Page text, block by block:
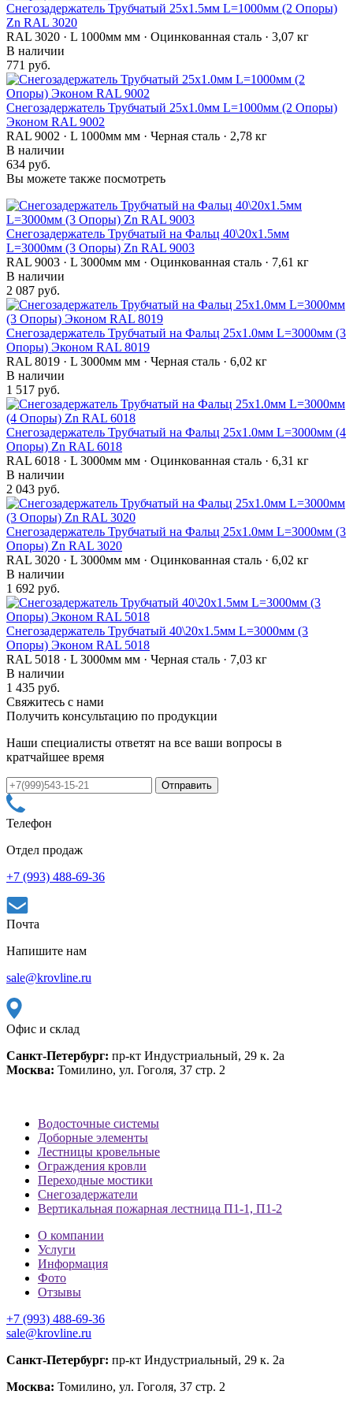
Снегозадержатель Трубчатый 25х1.5мм L=1000мм (2 Опоры)
Zn RAL 3020
RAL 3020 · L 1000мм мм · Оцинкованная сталь · 3,07 кг
В наличии
771 руб.
Снегозадержатель Трубчатый 25х1.0мм L=1000мм (2 Опоры)
Эконом RAL 9002
RAL 9002 · L 1000мм мм · Черная сталь · 2,78 кг
В наличии
634 руб.
Вы можете также посмотреть
Снегозадержатель Трубчатый на Фальц 40\20х1.5мм
L=3000мм (3 Опоры) Zn RAL 9003
RAL 9003 · L 3000мм мм · Оцинкованная сталь · 7,61 кг
В наличии
2 087 руб.
Снегозадержатель Трубчатый на Фальц 25х1.0мм L=3000мм (3
Опоры) Эконом RAL 8019
RAL 8019 · L 3000мм мм · Черная сталь · 6,02 кг
В наличии
1 517 руб.
Снегозадержатель Трубчатый на Фальц 25х1.0мм L=3000мм (4
Опоры) Zn RAL 6018
RAL 6018 · L 3000мм мм · Оцинкованная сталь · 6,31 кг
В наличии
2 043 руб.
Снегозадержатель Трубчатый на Фальц 25х1.0мм L=3000мм (3
Опоры) Zn RAL 3020
RAL 3020 · L 3000мм мм · Оцинкованная сталь · 6,02 кг
В наличии
1 692 руб.
Снегозадержатель Трубчатый 40\20х1.5мм L=3000мм (3
Опоры) Эконом RAL 5018
RAL 5018 · L 3000мм мм · Черная сталь · 7,03 кг
В наличии
1 435 руб.
Свяжитесь с нами
Получить консультацию по продукции
Наши специалисты ответят на все ваши вопросы в
кратчайшее время
Телефон
Отдел продаж
+7 (993) 488-69-36
Почта
Напишите нам
sale@krovline.ru
Офис и склад
Санкт-Петербург: пр-кт Индустриальный, 29 к. 2а
Москва: Томилино, ул. Гоголя, 37 стр. 2
Водосточные системы
Доборные элементы
Лестницы кровельные
Ограждения кровли
Переходные мостики
Снегозадержатели
Вертикальная пожарная лестница П1-1, П1-2
О компании
Услуги
Информация
Фото
Отзывы
+7 (993) 488-69-36
sale@krovline.ru
Санкт-Петербург: пр-кт Индустриальный, 29 к. 2а
Москва: Томилино, ул. Гоголя, 37 стр. 2